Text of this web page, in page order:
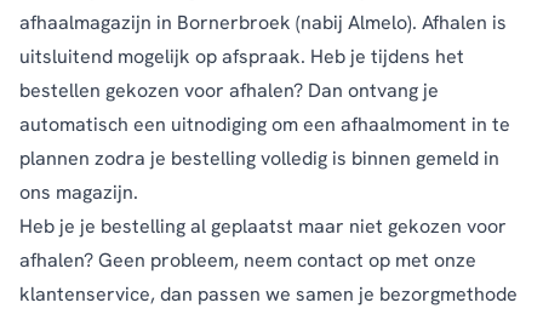
afhaalmagazijn in Bornerbroek (nabij Almelo). Afhalen is
uitsluitend mogelijk op afspraak. Heb je tijdens het
bestellen gekozen voor afhalen? Dan ontvang je
automatisch een uitnodiging om een afhaalmoment in te
plannen zodra je bestelling volledig is binnen gemeld in
ons magazijn.
Heb je je bestelling al geplaatst maar niet gekozen voor
afhalen? Geen probleem, neem contact op met onze
klantenservice, dan passen we samen je bezorgmethode